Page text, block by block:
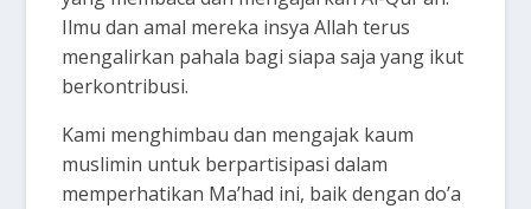
Ilmu dan amal mereka insya Allah terus
mengalirkan pahala bagi siapa saja yang ikut
berkontribusi.
Kami menghimbau dan mengajak kaum
muslimin untuk berpartisipasi dalam
memperhatikan Ma’had ini, baik dengan do’a